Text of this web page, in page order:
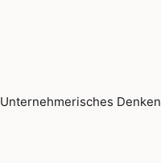
Unternehmerisches Denken